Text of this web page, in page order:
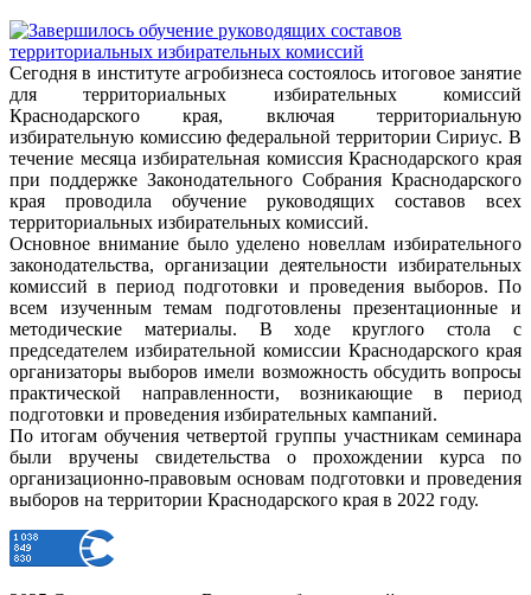
Сегодня в институте агробизнеса состоялось итоговое занятие
для территориальных избирательных комиссий
Краснодарского края, включая территориальную
избирательную комиссию федеральной территории Сириус. В
течение месяца избирательная комиссия Краснодарского края
при поддержке Законодательного Собрания Краснодарского
края проводила обучение руководящих составов всех
территориальных избирательных комиссий.
Основное внимание было уделено новеллам избирательного
законодательства, организации деятельности избирательных
комиссий в период подготовки и проведения выборов. По
всем изученным темам подготовлены презентационные и
методические материалы. В ходе круглого стола с
председателем избирательной комиссии Краснодарского края
организаторы выборов имели возможность обсудить вопросы
практической направленности, возникающие в период
подготовки и проведения избирательных кампаний.
По итогам обучения четвертой группы участникам семинара
были вручены свидетельства о прохождении курса по
организационно-правовым основам подготовки и проведения
выборов на территории Краснодарского края в 2022 году.